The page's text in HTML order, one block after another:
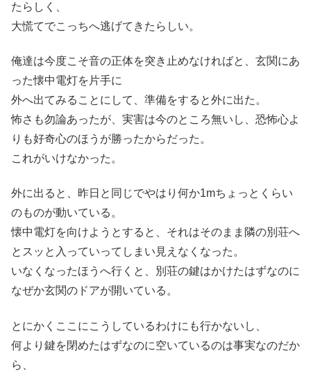
たらしく、
大慌てでこっちへ逃げてきたらしい。
俺達は今度こそ音の正体を突き止めなければと、玄関にあ
った懐中電灯を片手に
外へ出てみることにして、準備をすると外に出た。
怖さも勿論あったが、実害は今のところ無いし、恐怖心よ
りも好奇心のほうが勝ったからだった。
これがいけなかった。
外に出ると、昨日と同じでやはり何か1mちょっとくらい
のものが動いている。
懐中電灯を向けようとすると、それはそのまま隣の別荘へ
とスッと入っていってしまい見えなくなった。
いなくなったほうへ行くと、別荘の鍵はかけたはずなのに
なぜか玄関のドアが開いている。
とにかくここにこうしているわけにも行かないし、
何より鍵を閉めたはずなのに空いているのは事実なのだか
ら、